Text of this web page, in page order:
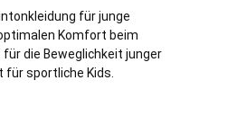
für junge
Komfort beim
für die Beweglichkeit junger
sportliche Kids.